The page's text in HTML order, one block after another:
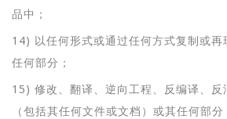
品中；
14) 以任何形式或通过任何方式复制或
任何部分；
15) 修改、翻译、逆向工程、反编译、
（包括其任何文件或文档）或其任何部